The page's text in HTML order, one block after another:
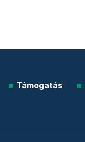
Támogatás